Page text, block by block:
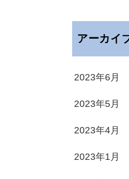
アーカイ
2023年6月
2023年5月
2023年4月
2023年1月